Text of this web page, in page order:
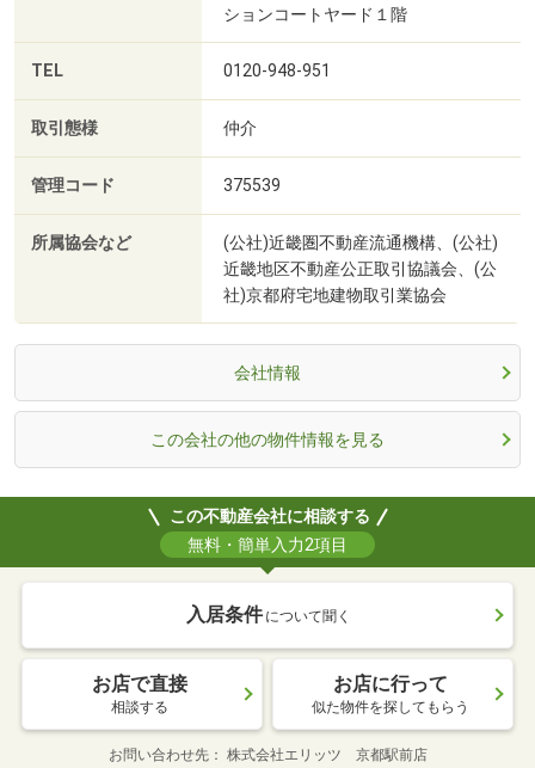
ションコートヤード１階
TEL 0120-948-951
取引態様 仲介
管理コード 375539
所属協会など
(公社)近畿圏不動産流通機構、(公社)
近畿地区不動産公正取引協議会、(公
社)京都府宅地建物取引業協会
会社情報
この会社の他の物件情報を見る
この不動産会社に相談する
無料・簡単入力2項目
入居条件 について聞く
お店で直接
相談する
お店に行って
似た物件を探してもらう
お問い合わせ先 株式会社エリッツ 京都駅前店